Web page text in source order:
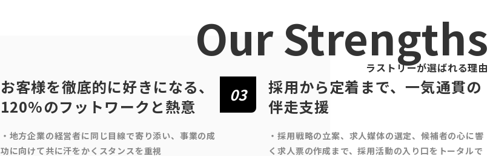
Our Strengths
ラストリーが選ばれる理由
お客様を徹底的に好きになる、
120%のフットワークと熱意
・地方企業の経営者に同じ目線で寄り添い、事業の成
功に向けて共に汗をかくスタンスを重視
03
採用から定着まで、一気通貫の
伴走支援
・採用戦略の立案、求人媒体の選定、候補者の心に響
く求人票の作成まで、採用活動の入り口をトータルで